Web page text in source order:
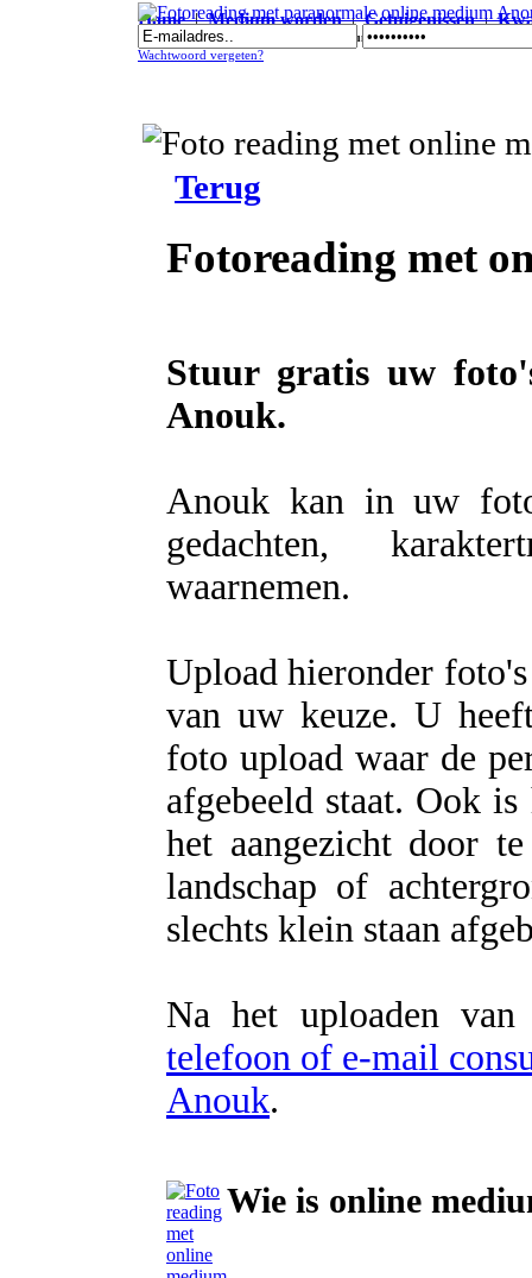
Home|Medium worden|Getuigenissen|
Fotoreading met paranormale online medium Anouk
Wachtwoord vergeten?
Terug
Fotoreading met
Stuur gratis uw
Anouk.
Anouk kan in uw
gedachten,
waarnemen.
Upload hieronder
van uw keuze. U
foto upload waar de
afgebeeld staat. Ook
het aangezicht door
landschap of
slechts klein staan
Na het uploaden
telefoon of e-mail
Anouk.
Wie is online